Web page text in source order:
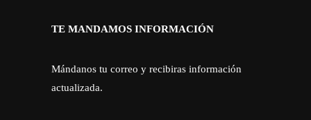
TE MANDAMOS INFORMACIÓN
Mándanos tu correo y recibiras información
actualizada.